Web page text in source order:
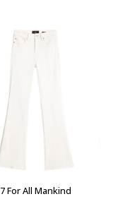
7 For All Mankind